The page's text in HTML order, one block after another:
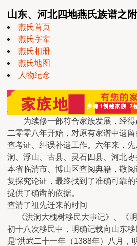
山东、河北四地燕氏族谱之
燕氏首页
燕氏字辈
燕氏相册
燕氏地图
人物纪念
为续修一部符合家族发展，经得
二零零八年开始，对原有家谱中遗
查考证、纠误补遗工作。六年来，
洞、浮山、古县、灵石四县、河北枣
本省临清市、博山区查阅典籍，敬
复探究论证，最终找到了准确可靠
提供了确凿的依据。
查清了祖先迁来的时间
《洪洞大槐树移民大事记》、《
初十八次移民中，明确记载向山东
是“洪武二十一年（1388年）八月，